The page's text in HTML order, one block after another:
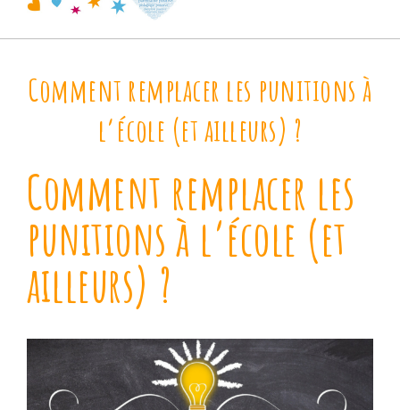
Comment remplacer les punitions à
l’école (et ailleurs) ?
Comment remplacer les
punitions à l’école (et
ailleurs) ?